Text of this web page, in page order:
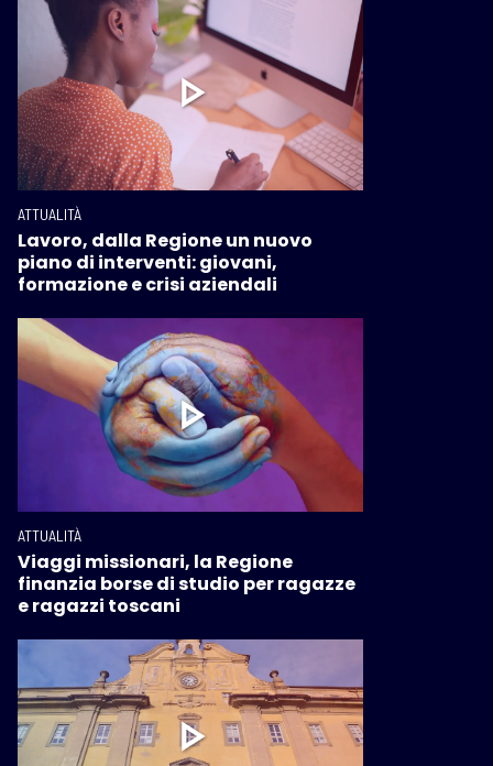
ATTUALITÀ
Lavoro, dalla Regione un nuovo
piano di interventi: giovani,
formazione e crisi aziendali
ATTUALITÀ
Viaggi missionari, la Regione
finanzia borse di studio per ragazze
e ragazzi toscani